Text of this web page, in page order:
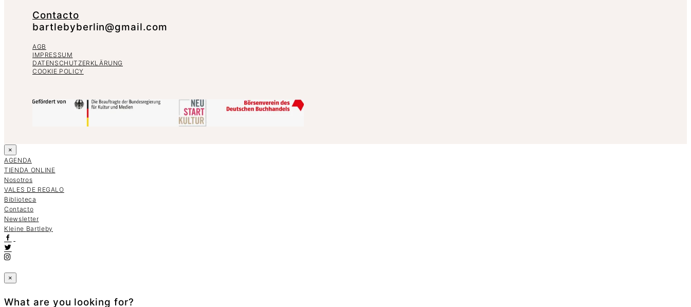
Contacto
bartlebyberlin@gmail.com
AGB
IMPRESSUM
DATENSCHUTZERKLÄRUNG
COOKIE POLICY
×
AGENDA
TIENDA ONLINE
Nosotros
VALES DE REGALO
Biblioteca
Contacto
Newsletter
K lei ne Ba rtleby
×
What are you looking for?